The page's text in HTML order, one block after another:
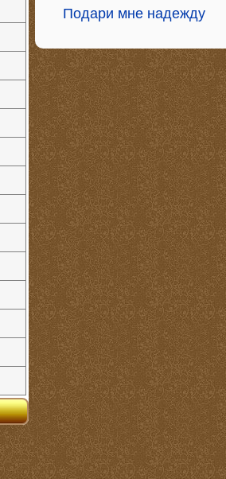
Подари мне надежду